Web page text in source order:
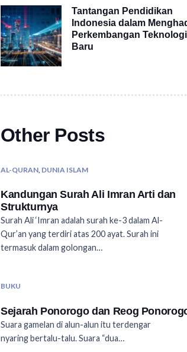
Tantangan Pendidikan
Indonesia dalam
Perkembangan Teknologi
Baru
Other Posts
AL-QURAN DUNIA ISLAM
Kandungan Surah Ali Imran Arti dan
Strukturnya
Surah Ali ‘Imran adalah surah ke-3 dalam Al-
Qur’an yang terdiri atas 200 ayat. Surah ini
termasuk dalam golongan…
BUKU
Sejarah Ponorogo dan Reog
Suara gamelan di alun-alun itu terdengar
nyaring bertalu-talu. Suara “dua…